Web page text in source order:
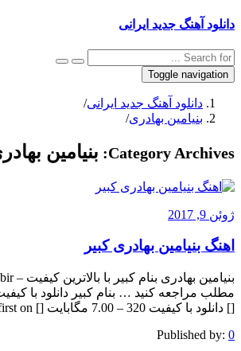
دانلود آهنگ جدید ایرانی
Toggle navigation
دانلود آهنگ جدید ایرانی/
بنیامین بهادری/
Category Archives: بنیامین
ژوئن 9, 2017
اهنگ بنیامین بهادری کبیر
[] دانلود با کیفیت 320 – 7.00 مگابایت [] The post appeared first on .
Published by: 0